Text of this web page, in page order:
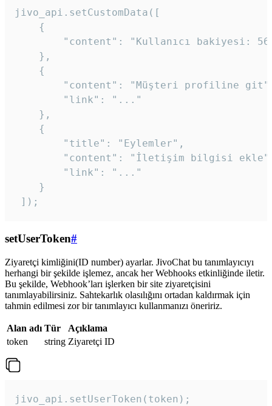
jivo_api.setCustomData([
    {
"content": "Kullanıcı bakiyesi:
    },
    {
"content": "Müşteri profiline
        "link": "..."
    },
    {
        "title": "Eylemler",
"content": "İletişim bilgisi
        "link": "..."
    }
]);
setUserToken#
Ziyaretçi kimliğini(ID number) ayarlar. JivoChat bu tanımlayıcıyı
herhangi bir şekilde işlemez, ancak her Webhooks etkinliğinde iletir.
Bu şekilde, Webhook’ları işlerken bir site ziyaretçisini
tanımlayabilirsiniz. Sahtekarlık olasılığını ortadan kaldırmak için
tahmin edilmesi zor bir tanımlayıcı kullanmanızı öneririz.
Alan adı Tür
Açıklama
token
string Ziyaretçi ID
jivo_api.setUserToken(token);